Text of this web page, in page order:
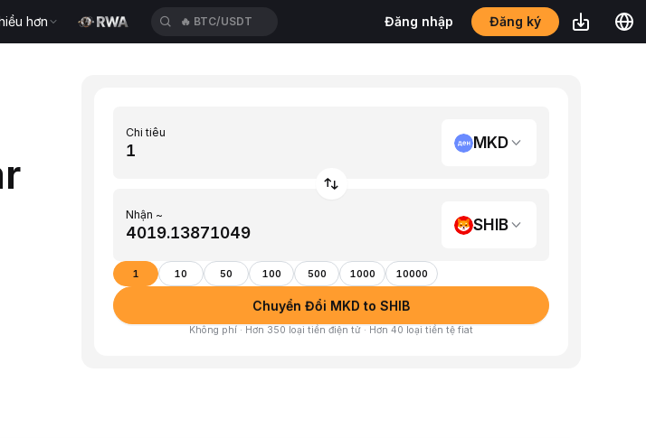
hơn 🔥 BTC/USDT Đăng nhập Đăng ký
Chi tiêu
MKD
Nhận ~
SHIB
1 10 50 100 500 1000 10000
Chuyển Đổi MKD to SHIB
Không phí · Hơn 350 loại tiền điện tử · Hơn 40 loại tiền tệ fiat